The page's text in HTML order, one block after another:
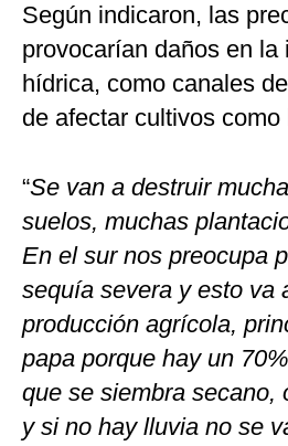
Según indicaron, las
provocarían daños en la
hídrica, como canales
de afectar cultivos como
“Se van a destruir
suelos, muchas
En el sur nos preocupa
sequía severa y esto va
producción agrícola,
papa porque hay un
que se siembra secano,
y si no hay lluvia no se